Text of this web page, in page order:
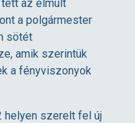
az elmúlt
a polgármester
sötét
amik szerintük
a fényviszonyok
helyen szerelt fel új